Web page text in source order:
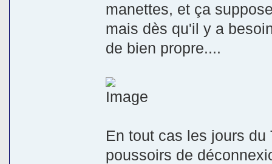
manettes, et ça
mais dès qu'il y a
de bien propre....
En tout cas les jours
poussoirs de